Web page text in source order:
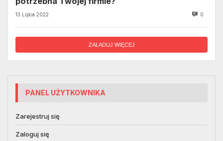
13 Lipca 2022 0
ZAŁADUJ WIĘCEJ
PANEL UŻYTKOWNIKA
Zarejestruj się
Zaloguj się